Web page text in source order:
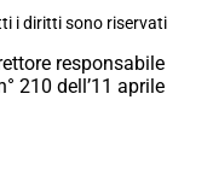
i diritti sono riservati
responsabile
210 dell’11 aprile